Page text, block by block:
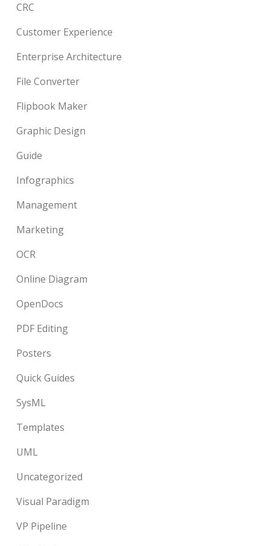
CRC
Customer Experience
Enterprise Architecture
File Converter
Flipbook Maker
Graphic Design
Guide
Infographics
Management
Marketing
OCR
Online Diagram
OpenDocs
PDF Editing
Posters
Quick Guides
SysML
Templates
UML
Uncategorized
Visual Paradigm
VP Pipeline